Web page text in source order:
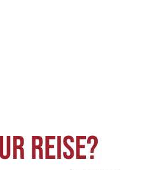
Reise?